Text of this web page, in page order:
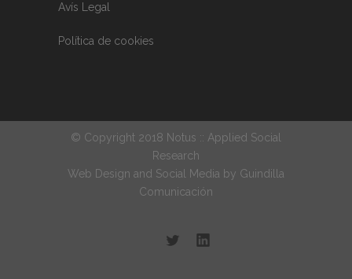
Avís Legal
Política de cookies
© Copyright 2018 Notus :: Applied Social
Research
Web Design and Social Media by Guindilla
Comunicación